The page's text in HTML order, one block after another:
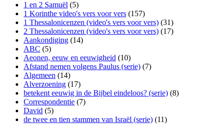
1 en 2 Samuël (5)
1 Korinthe video's vers voor vers (157)
1 Thessalonicenzen (video's vers voor vers) (31)
2 Thessalonicenzen (video's vers voor vers) (17)
Aankondiging (14)
ABC (5)
Aeonen, eeuw en eeuwigheid (10)
Afstand nemen volgens Paulus (serie) (7)
Algemeen (14)
Alverzoening (17)
betekent eeuwig in de Bijbel eindeloos? (serie) (8)
Correspondentie (7)
David (5)
de twee en tien stammen van Israël (serie) (11)